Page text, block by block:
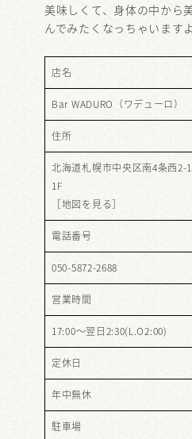
美味しくて、身体の中から
んでみたくなっちゃいますよ
店
Bar WADURO（ワデューロ）
住所
北海道札幌市中央区南4条西2-
1F
［地図を見る］
電話番号
050-5872-2688
営業時間
17:00～翌日2:30(L.O2:00)
定休日
年中無休
駐車場